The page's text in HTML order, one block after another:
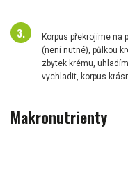
Korpus překrojíme na
(není nutné), půlkou
zbytek krému,
vychladit, korpus
Makronutrienty